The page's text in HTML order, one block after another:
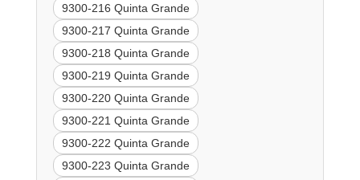
9300-216 Quinta Grande
9300-217 Quinta Grande
9300-218 Quinta Grande
9300-219 Quinta Grande
9300-220 Quinta Grande
9300-221 Quinta Grande
9300-222 Quinta Grande
9300-223 Quinta Grande